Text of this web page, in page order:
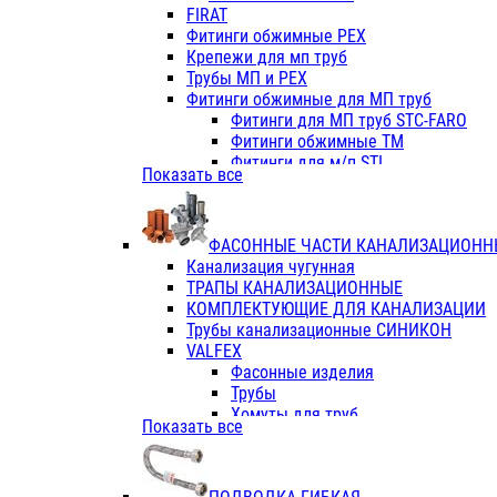
Фитинги ПП белые
Фитинги ПП белые
Фитинги ППс металл.белые
VALFEX
Трубы PE-RT
Трубы ПП водопровод белые
Трубы ПП водопровод серые
Трубы армированные
Трубы армированные
Фитинги с металл. серые
Фитинги ПП (серые)
Фитинги ПП белые
Краны
Фитинги ПП (белые)
Фитинги ПП с металлом белые
ПК КОНТУР
Краны полипропиленовые
Трубы полипропиленивые
FIRAT
Фитинги обжимные PEX
Крепежи для мп труб
Трубы МП и PEX
Фитинги обжимные для МП труб
Фитинги для МП труб STC-FARO
Фитинги обжимные ТМ
Фитинги для м/п STI
Фитинги для МП труб TITAN
TK
VALFEX
Показать все
ФАСОННЫЕ ЧАСТИ
Канализация чугунная
ТРАПЫ КАНАЛИЗАЦИОННЫЕ
КОМПЛЕКТУЮЩИЕ ДЛЯ КАНАЛИЗАЦИИ
Трубы канализационные СИНИКОН
VALFEX
Фасонные изделия
Трубы
Хомуты для труб
ПВХ (стройполимер)
Показать все